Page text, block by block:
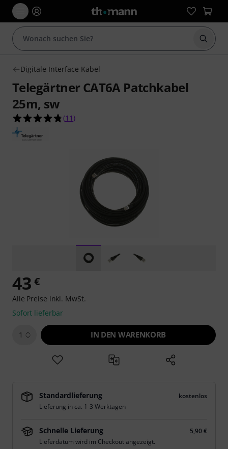
Suche
Digitale Interface Kabel
Telegärtner CAT6A Patchkabel
25m, sw
4.7 von 5 Sternen aus 11 Kundenbewertungen
(11 )
43 €
Alle Preise inkl. MwSt.
Sofort lieferbar
1 IN DEN WARENKORB
Standardlieferung
kostenlos
Lieferung in ca. 1-3 Werktagen
Schnelle Lieferung
5,90 €
Lieferdatum wird im Checkout angezeigt.